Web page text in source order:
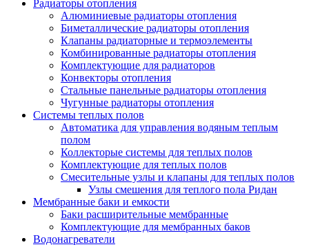
Радиаторы отопления
Алюминиевые радиаторы отопления
Биметаллические радиаторы отопления
Клапаны радиаторные и термоэлементы
Комбинированные радиаторы отопления
Комплектующие для радиаторов
Конвекторы отопления
Стальные панельные радиаторы отопления
Чугунные радиаторы отопления
Системы теплых полов
Автоматика для управления водяным теплым
полом
Коллекторые системы для теплых полов
Комплектующие для теплых полов
Смесительные узлы и клапаны для теплых полов
Узлы смешения для теплого пола Ридан
Мембранные баки и емкости
Баки расширительные мембранные
Комплектующие для мембранных баков
Водонагреватели